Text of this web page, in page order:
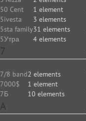
50 Cent
1 element
5ivesta
3 elements
5sta family31 elements
5Утра
4 elements
7
7/8 band2 elements
7000$
1 element
7Б
10 elements
A